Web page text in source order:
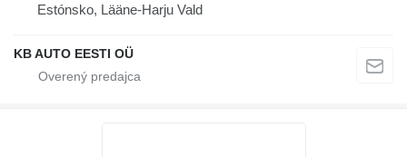
Estónsko, Lääne-Harju Vald
KB AUTO EESTI OÜ